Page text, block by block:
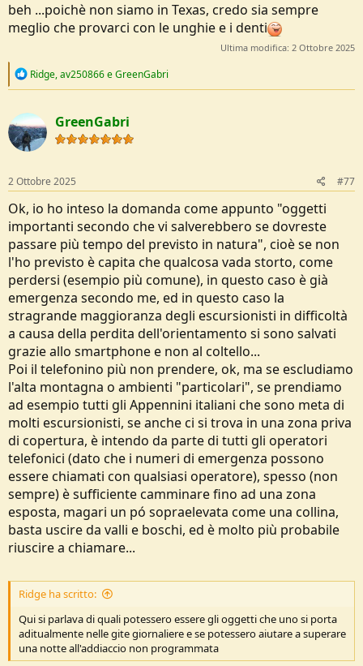
beh ...poichè non siamo in Texas, credo sia sempre
meglio che provarci con le unghie e i denti
Ultima modifica: 2 Ottobre 2025
R
c
t
i
o
s
:
Ridge,av250866eGreenGabri
GreenGabri
2 Ottobre 2025 #77
Ok, io ho inteso la domanda come appunto "oggetti
importanti secondo che vi salverebbero se dovreste
passare più tempo del previsto in natura", cioè se non
l'ho previsto è capita che qualcosa vada storto, come
perdersi (esempio più comune), in questo caso è già
emergenza secondo me, ed in questo caso la
stragrande maggioranza degli escursionisti in difficoltà
a causa della perdita dell'orientamento si sono salvati
grazie allo smartphone e non al coltello...
Poi il telefonino più non prendere, ok, ma se escludiamo
l'alta montagna o ambienti "particolari", se prendiamo
ad esempio tutti gli Appennini italiani che sono meta di
molti escursionisti, se anche ci si trova in una zona priva
di copertura, è intendo da parte di tutti gli operatori
telefonici (dato che i numeri di emergenza possono
essere chiamati con qualsiasi operatore), spesso (non
sempre) è sufficiente camminare fino ad una zona
esposta, magari un pó sopraelevata come una collina,
basta uscire da valli e boschi, ed è molto più probabile
riuscire a chiamare...
Ridge ha scritto:
Qui si parlava di quali potessero essere gli oggetti che uno si porta
aditualmente nelle gite giornaliere e se potessero aiutare a superare
una notte all'addiaccio non programmata